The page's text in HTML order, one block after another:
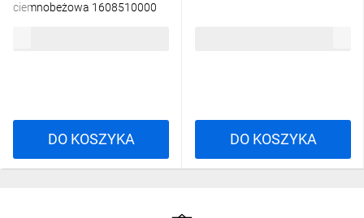
ciemnobeżowa 1608510000
DO KOSZYKA DO KOSZYKA